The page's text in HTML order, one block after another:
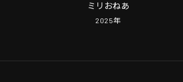
ミリおねあ
2025年